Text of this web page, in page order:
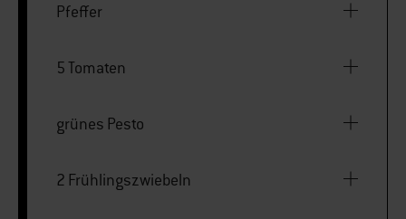
Pfeffer
5 Tomaten
grünes Pesto
2 Frühlingszwiebeln